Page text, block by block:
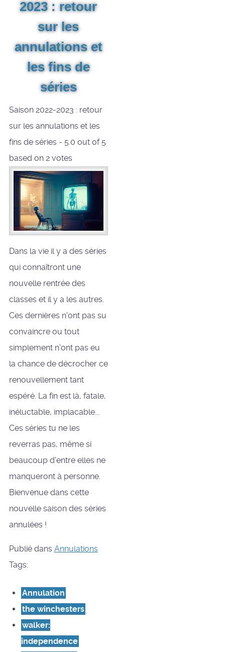
2023 : retour
sur les
annulations et
les fins de
séries
Saison 2022-2023 : retour
sur les annulations et les
fins de séries- 5.0 out of 5
based on 2votes
Dans la vie il y a des séries
qui connaîtront une
nouvelle rentrée des
classes et il y a les autres.
Ces dernières n'ont pas su
convaincre ou tout
simplement n'ont pas eu
la chance de décrocher ce
renouvellement tant
espéré. La fin est là, fatale,
inéluctable, implacable...
Ces séries tu ne les
reverras pas, même si
beaucoup d'entre elles ne
manqueront à personne.
Bienvenue dans cette
nouvelle saison des séries
annulées !
Publié dans Annulations
Tags:
Annulation
the winchesters
walker:
independence